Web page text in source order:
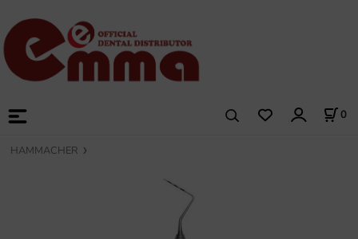
0
HAMMACHER